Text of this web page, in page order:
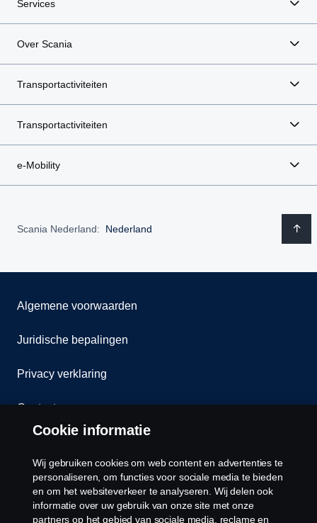
Services
Over Scania
Transportactiviteiten
Transportactiviteiten
e-Mobility
Scania Nederland: Nederland
Algemene voorwaarden
Juridische bepalingen
Privacy verklaring
Contact
Cookiebeleid
Cookies
Cookie informatie
Wij gebruiken cookies om web content en advertenties te
personaliseren, om functies voor sociale media te bieden
en om het websiteverkeer te analyseren. Wij delen ook
informatie over uw gebruik van onze site met onze
partners op het gebied van sociale media, reclame en